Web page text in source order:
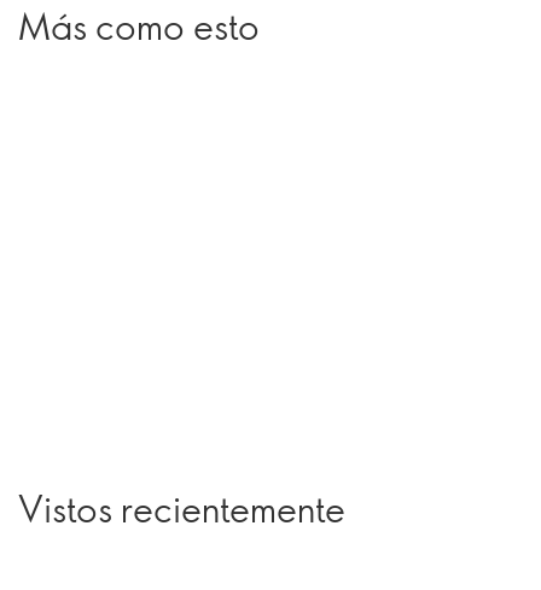
Más como esto
Vistos recientemente